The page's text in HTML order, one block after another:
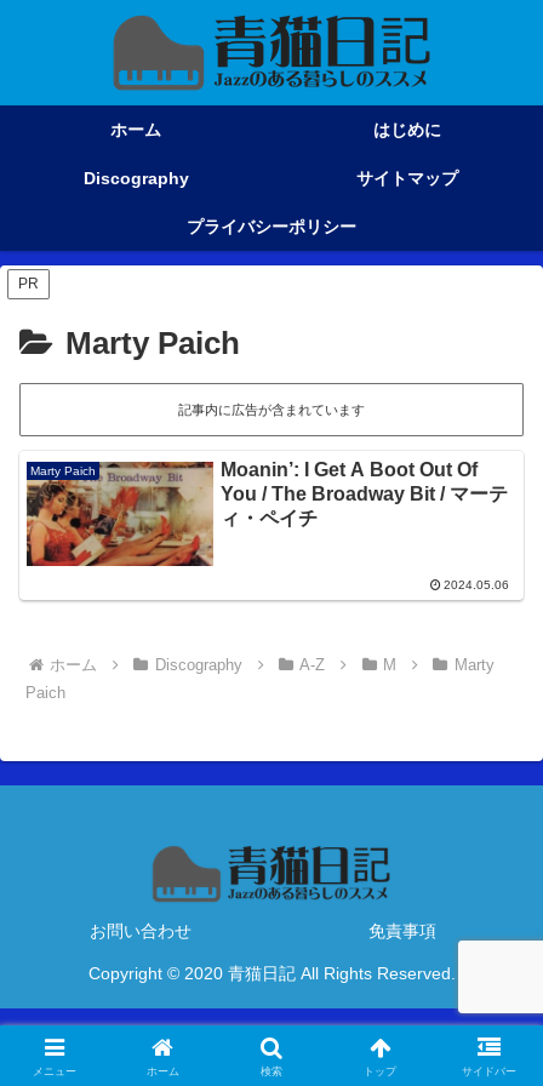
ホーム はじめに
Discography サイトマップ
プライバシーポリシー
PR
Marty Paich
記事内に広告が含まれています
Marty Paich
Moanin’: I Get A Boot Out Of
You / The Broadway Bit / マーテ
ィ・ペイチ
2024.05.06
ホーム Discography A-Z M
Marty
Paich
お問い合わせ 免責事項
Copyright © 2020 青猫日記 All Rights Reserved.
メニュー ホーム 検索 トップ サイドバー